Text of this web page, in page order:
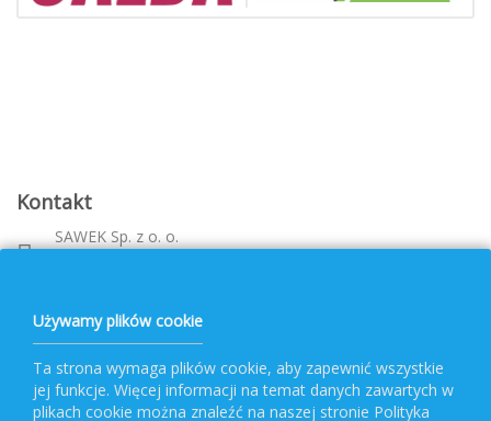
Kontakt
SAWEK Sp. z o. o.
Metalowca 26, 39-460 Nowa Dęba
+ 48 796 477 417
Obsługa PVF
Używamy plików cookie
Ta strona wymaga plików cookie, aby zapewnić wszystkie
jej funkcje. Więcej informacji na temat danych zawartych w
plikach cookie można znaleźć na naszej stronie Polityka